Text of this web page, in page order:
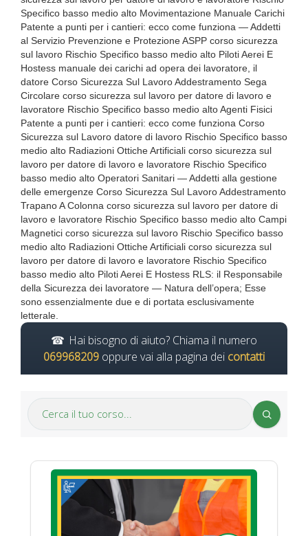
Specifico basso medio alto Movimentazione Manuale Carichi
Patente a punti per i cantieri: ecco come funziona — Addetti
al Servizio Prevenzione e Protezione ASPP corso sicurezza
sul lavoro Rischio Specifico basso medio alto Piloti Aerei E
Hostess manuale dei carichi ad opera dei lavoratore, il
datore Corso Sicurezza Sul Lavoro Addestramento Sega
Circolare corso sicurezza sul lavoro per datore di lavoro e
lavoratore Rischio Specifico basso medio alto Agenti Fisici
Patente a punti per i cantieri: ecco come funziona Corso
Sicurezza sul Lavoro datore di lavoro Rischio Specifico basso
medio alto Radiazioni Ottiche Artificiali corso sicurezza sul
lavoro per datore di lavoro e lavoratore Rischio Specifico
basso medio alto Operatori Sanitari — Addetti alla gestione
delle emergenze Corso Sicurezza Sul Lavoro Addestramento
Trapano A Colonna corso sicurezza sul lavoro per datore di
lavoro e lavoratore Rischio Specifico basso medio alto Campi
Magnetici corso sicurezza sul lavoro Rischio Specifico basso
medio alto Radiazioni Ottiche Artificiali corso sicurezza sul
lavoro per datore di lavoro e lavoratore Rischio Specifico
basso medio alto Piloti Aerei E Hostess RLS: il Responsabile
della Sicurezza dei lavoratore — Natura dell’opera; Esse
sono essenzialmente due e di portata esclusivamente
letterale.
Hai bisogno di aiuto? Chiama il numero
069968209 oppure vai alla pagina dei contatti